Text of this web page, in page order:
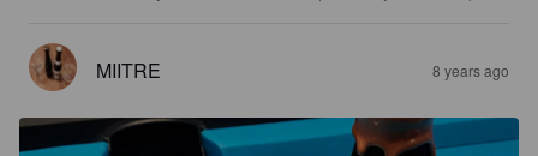
MIITRE 8 years ago